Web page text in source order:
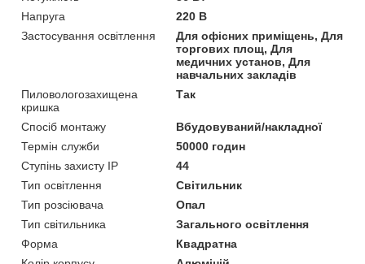
Напруга
220 В
Застосування освітлення
Для офісних приміщень, Для
торгових площ, Для
медичних установ, Для
навчальних закладів
Пиловологозахищена
кришка
Так
Спосіб монтажу
Вбудовуваний/накладної
Термін служби
50000 годин
Ступінь захисту IP
44
Тип освітлення
Світильник
Тип розсіювача
Опал
Тип світильника
Загального освітлення
Форма
Квадратна